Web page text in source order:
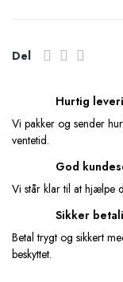
Del
Hurtig
Vi pakker og sender
ventetid.
God
Vi står klar til at hjælpe
Sikker
Betal trygt og sikkert
beskyttet.